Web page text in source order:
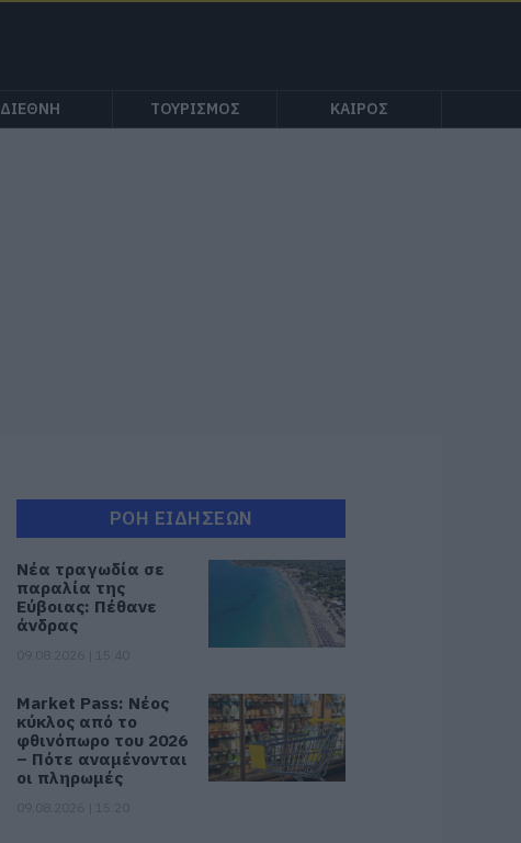
ΔΙΕΘΝΗ ΤΟΥΡΙΣΜΟΣ ΚΑΙΡΟΣ
ΡΟΗ ΕΙΔΗΣΕΩΝ
Νέα τραγωδία σε
παραλία της
Εύβοιας: Πέθανε
άνδρας
Market Pass: Νέος
κύκλος από το
φθινόπωρο του 2026
– Πότε αναμένονται
οι πληρωμές